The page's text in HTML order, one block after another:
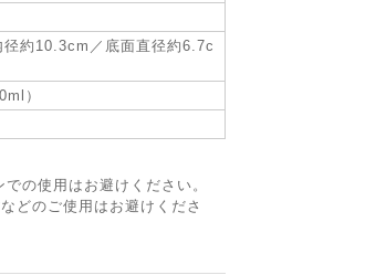
約10.3cm／底面直径約6.7c
）
の使用はお避けください。
どのご使用はお避けくださ